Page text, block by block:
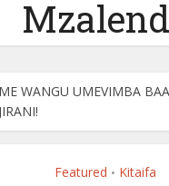
WANGU UMEVIMBA
Featured • Kitaifa